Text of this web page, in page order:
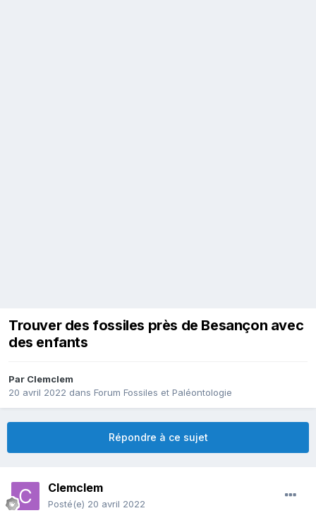
Trouver des fossiles près de Besançon avec
des enfants
Par Clemclem
20 avril 2022 dans Forum Fossiles et Paléontologie
Répondre à ce sujet
Clemclem
Posté(e) 20 avril 2022